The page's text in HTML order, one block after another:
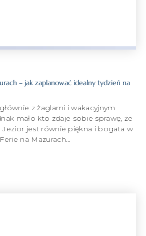
– jak zaplanować idealny tydzień na
z żaglami i wakacyjnym
mało kto zdaje sobie sprawę, że
Jezior jest równie piękna i bogata w
na Mazurach...